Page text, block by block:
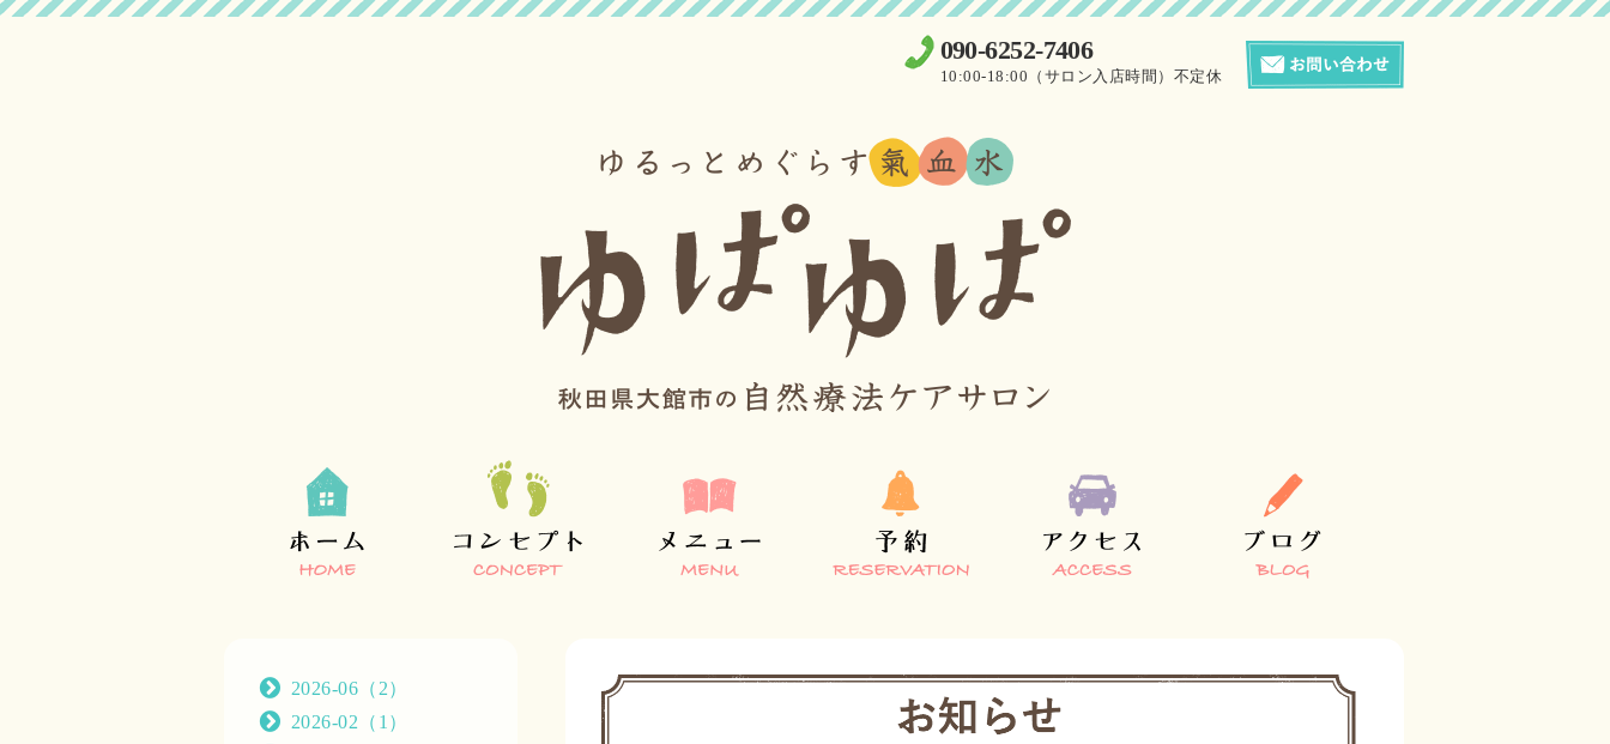
090-6252-7406
10:00-18:00（サロン入店時間）不定休
2026-06（2）
2026-02（1）